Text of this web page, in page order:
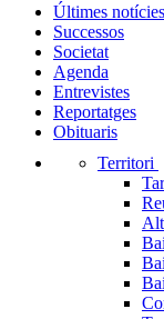
Últimes notícies
Successos
Societat
Agenda
Entrevistes
Reportatges
Obituaris
Territori